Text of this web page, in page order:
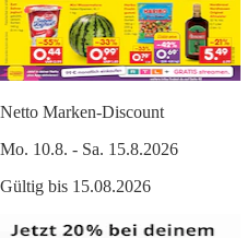
Netto Marken-Discount
Mo. 10.8. - Sa. 15.8.2026
Gültig bis 15.08.2026